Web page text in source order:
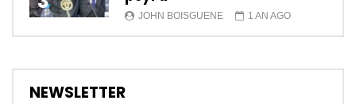
JOHN BOISGUENE 1 AN AGO
NEWSLETTER